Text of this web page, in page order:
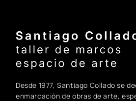
Desde 1977, Santiago Collado se
enmarcación de obras de arte,